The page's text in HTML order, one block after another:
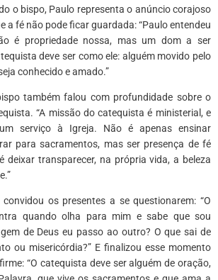
o bispo, Paulo representa o anúncio corajoso
a fé não pode ficar guardada: “Paulo entendeu
é propriedade nossa, mas um dom a ser
deve ser como ele: alguém movido pelo
conhecido e amado.”
também falou com profundidade sobre o
“A missão do catequista é ministerial, e
serviço à Igreja. Não é apenas ensinar
para sacramentos, mas ser presença de fé
deixar transparecer, na própria vida, a beleza
os presentes a se questionarem: “O
quando olha para mim e sabe que sou
de Deus eu passo ao outro? O que sai de
ou misericórdia?” E finalizou esse momento
“O catequista deve ser alguém de oração,